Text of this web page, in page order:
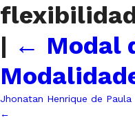
| ← Modal
Jhonatan Henrique de Paula
←